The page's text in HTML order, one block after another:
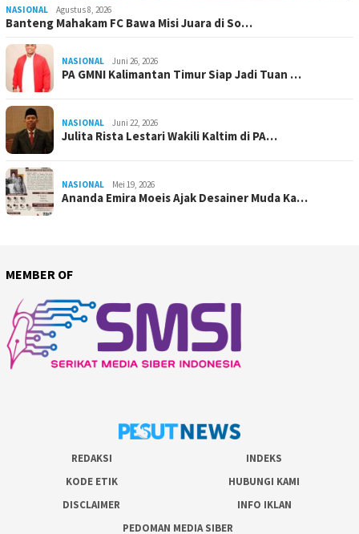
NASIONAL Agustus 8, 2026
Banteng Mahakam FC Bawa Misi Juara di So…
NASIONAL Juni 26, 2026
PA GMNI Kalimantan Timur Siap Jadi Tuan …
NASIONAL Juni 22, 2026
Julita Rista Lestari Wakili Kaltim di PA…
NASIONAL Mei 19, 2026
Ananda Emira Moeis Ajak Desainer Muda Ka…
MEMBER OF
REDAKSI
INDEKS
KODE ETIK
HUBUNGI KAMI
DISCLAIMER
INFO IKLAN
PEDOMAN MEDIA SIBER